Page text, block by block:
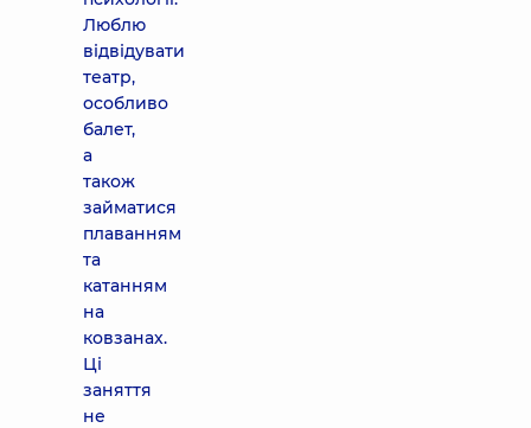
Люблю
відвідувати
театр,
особливо
балет,
а
також
займатися
плаванням
та
катанням
на
ковзанах.
Ці
заняття
не